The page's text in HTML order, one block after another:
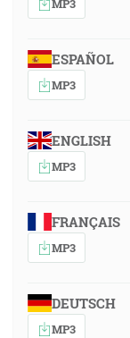
ESPAÑOL
MP3
ENGLISH
MP3
FRANÇAIS
MP3
DEUTSCH
MP3